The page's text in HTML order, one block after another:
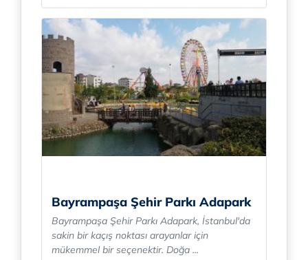
Bayrampaşa Şehir Parkı Adapark
Bayrampaşa Şehir Parkı Adapark, İstanbul'da
sakin bir kaçış noktası arayanlar için
mükemmel bir seçenektir. Doğa ...